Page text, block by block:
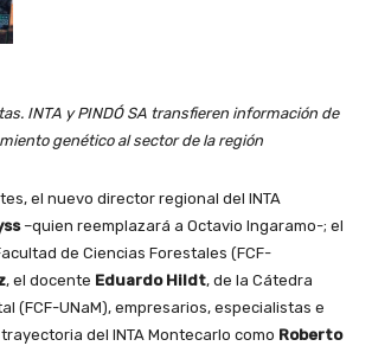
INTA y PINDÓ SA transfieren información de
genético al sector de la región
el nuevo director regional del INTA
–quien reemplazará a Octavio Ingaramo-; el
de Ciencias Forestales (FCF-
, el docente Eduardo Hildt, de la Cátedra
(FCF-UNaM), empresarios, especialistas e
del INTA Montecarlo como Roberto